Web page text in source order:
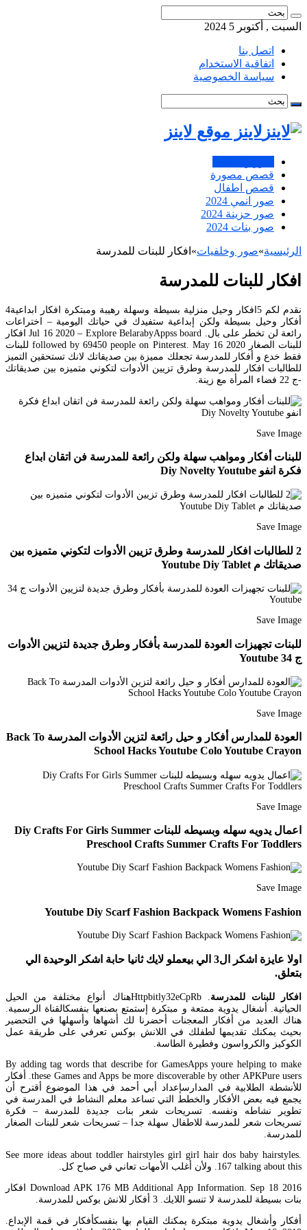
السبت , أكتوبر 5 2024
اتصل بنا
اتفاقية الاستخدام
سياسة الخصوصية
لاينز موقع لاينز
قصص مصورة
قصص اطفال
صور انمي 2024
صور حزينة 2024
صور بنات 2024
الرئيسية»صور وخلفيات» افكار للبنات للمدرسة
افكار للبنات للمدرسة
نقدم لكم 5افكار وحيل منزلية بسيطة وسهلة رهيبة ومبتكرة افكار ابداعية4
أفكار وحيل بسيطة ولكن إبداعية ستفيدك في حياتك اليومية – اختراعات
رائعة لن تخطر على بال. Jul 16 2020 – Explore BelarabyAppss board افكار
للبنات الصغار followed by 69450 people on Pinterest. May 16 2020 للبنات
فقط خدع و أفكار للمدرسة تجعلك مميزة بين صديقاتك لانك تستحقين التميز
للطالبات افكار للمدرسة وطرق تزيين الأدوات لتكوني متميزه بين صديقاتك
-ج 22 فضاء المرأة مع زينة.
Save Image
للبنات أفكار ومواهب سهلة ولكن رائعة للمدرسة فن اتقان ابداع
فكرة انفو Diy Novelty Youtube
Save Image
2 للطالبات افكار للمدرسة وطرق تزيين الأدوات لتكوني متميزه بين
صديقاتك م Youtube Diy Tablet
Save Image
للبنات تجهيزات العودة للمدرسة بأفكار وطرق جديدة لتزيين الأدوات
ج 34 Youtube
Save Image
العودة للمدارس أفكار و حيل رائعة لتزين الأدوات المدرسة Back To
School Hacks Youtube Colo Youtube Crayon
Save Image
اعمال يدويه سهله وبسيطه للبنات Diy Crafts For Girls Summer
Preschool Crafts Summer Crafts For Toddlers
Save Image
Youtube Diy Scarf Fashion Backpack Womens Fashion
اولا عايزة اشكر ال3 الي بيعملو لايك ثانيا حابة اشكر الوحيدة الي
بتعلق.
افكار للبنات للمدرسة
. Httpbitly32eCpRbهناك أنواع مختلفة من الحيل
الحياتية. أشغال يدوية ممتعة و مبتكرة إستمتع بصنعها بنفسكالقناة الرسمية.
هناك العديد من أفكار المعجنات أحضرنا لك أشهاها وأسهلها في التحضير
بحيث يمكنك تقديمها لطفلك في اللانش بوكس تعرفي على طريقة عمل
الكوكيز والكرواسون وفطيرة الطاسة.
By adding tag words that describe for GamesApps youre helping to make
these Games and Apps be more discoverable by other APKPure users. أفكار
للأنشطة الطلابية في المدارسإعداد أبي أحمد في هذا الموضوع أقترح أن
يجمع فيه بعض الأفكار والخطط التي تساعد معلم النشاط في المدرسة في
تطوير نشاطه ونفسه. تسريحات شعر بنات جديدة للمدرسة – فكرة
تسريحات شعر للمدرسة للاطفال سهلة جدا – تسريحات شعر للبنات الصغار
للمدرسة.
See more ideas about toddler hairstyles girl girl hair dos baby hairstyles.
167 talking about this. ولأن أغلب الأمهات تعاني في صباح كل.
Download APK 176 MB Additional App Information. Sep 18 2016 افكار
بنات بسيطة للمدرسة لا تنسو اللايك. 3 أفكار للانش بوكس للمدرسة.
أفكار وأشغال يدوية مبتكرة يمكنك القيام بها بنفسكأفكار في قمة الإبداع.